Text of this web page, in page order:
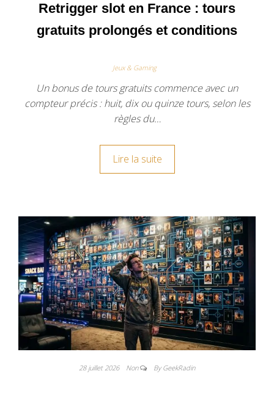
Retrigger slot en France : tours
gratuits prolongés et conditions
Jeux & Gaming
Un bonus de tours gratuits commence avec un
compteur précis : huit, dix ou quinze tours, selon les
règles du…
Lire la suite
28 juillet 2026 Non By GeekRadin